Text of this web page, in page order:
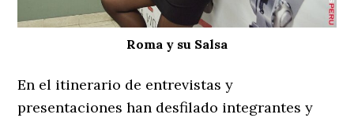
Roma y su Salsa
En el itinerario de entrevistas y
presentaciones han desfilado integrantes y